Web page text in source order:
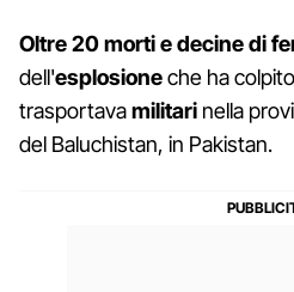
Oltre 20 morti e decine di
dell'esplosioneche ha
trasportavamilitari nella
del Baluchistan, in Pakistan.